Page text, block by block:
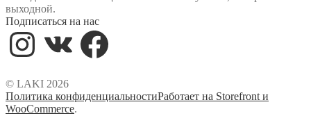
выходной.
Подписаться на нас
Instagram
Facebook
© LAKI 2026
Политика конфиденциальностиРаботает на Storefront и
WooCommerce.